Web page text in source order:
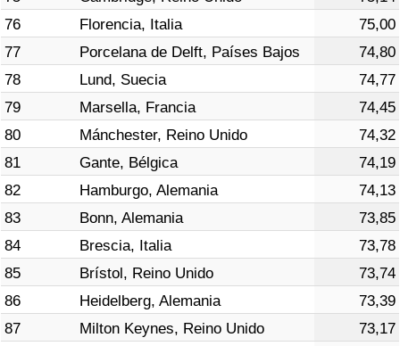
76
Florencia, Italia
75,00
77
Porcelana de Delft, Países Bajos
74,80
78
Lund, Suecia
74,77
79
Marsella, Francia
74,45
80
Mánchester, Reino Unido
74,32
81
Gante, Bélgica
74,19
82
Hamburgo, Alemania
74,13
83
Bonn, Alemania
73,85
84
Brescia, Italia
73,78
85
Brístol, Reino Unido
73,74
86
Heidelberg, Alemania
73,39
87
Milton Keynes, Reino Unido
73,17